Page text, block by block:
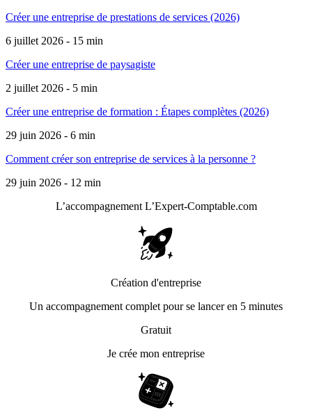
Créer une entreprise de prestations de services (2026)
6 juillet 2026 - 15 min
Créer une entreprise de paysagiste
2 juillet 2026 - 5 min
Créer une entreprise de formation : Étapes complètes (2026)
29 juin 2026 - 6 min
Comment créer son entreprise de services à la personne ?
29 juin 2026 - 12 min
L’accompagnement L’Expert-Comptable.com
Création d'entreprise
Un accompagnement complet pour se lancer en 5 minutes
Gratuit
Je crée mon entreprise